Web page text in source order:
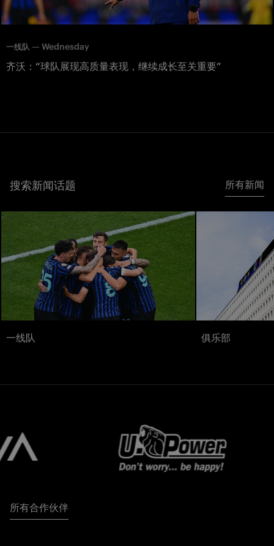
一线队 — Wednesday
齐沃：“球队展现高质量表现，继续成长至关重要”
搜索新闻话题 所有新闻
一线队 俱乐部
所有合作伙伴